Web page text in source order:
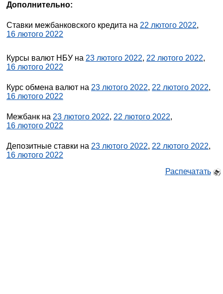
Дополнительно:
Ставки межбанковского кредита на 22 лютого 2022,
16 лютого 2022
Курсы валют НБУ на 23 лютого 2022, 22 лютого 2022,
16 лютого 2022
Курс обмена валют на 23 лютого 2022, 22 лютого 2022,
16 лютого 2022
Межбанк на 23 лютого 2022, 22 лютого 2022,
16 лютого 2022
Депозитные ставки на 23 лютого 2022, 22 лютого 2022,
16 лютого 2022
Распечатать